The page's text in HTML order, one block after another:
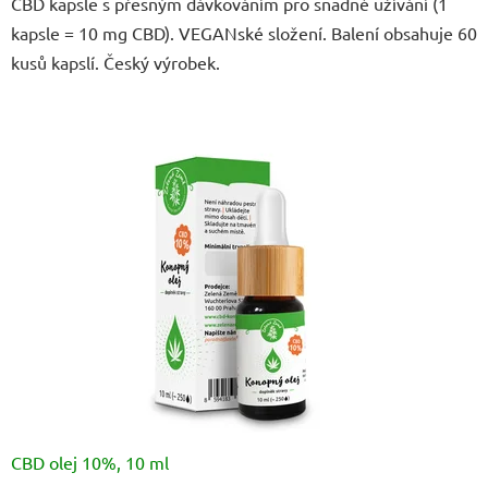
5
hvězdiček.
kapsle = 10 mg CBD). VEGANské složení. Balení obsahuje 60
kusů kapslí. Český výrobek.
CBD olej 10%, 10 ml